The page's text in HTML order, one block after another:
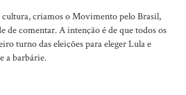
cultura, criamos o Movimento pelo Brasil,
comentar. A intenção é de que todos os
turno das eleições para eleger Lula e
a barbárie.